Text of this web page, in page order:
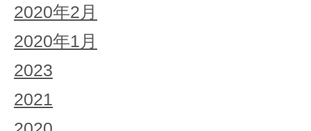
2020年2月
2020年1月
2023
2021